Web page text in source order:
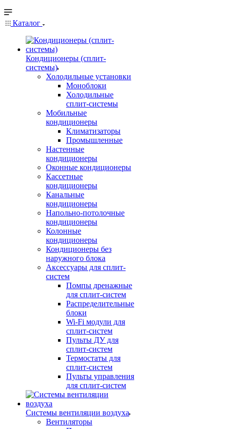
Каталог
Кондиционеры (сплит-
системы)
Холодильные установки
Моноблоки
Холодильные
сплит-системы
Мобильные
кондиционеры
Климатизаторы
Промышленные
Настенные
кондиционеры
Оконные кондиционеры
Кассетные
кондиционеры
Канальные
кондиционеры
Напольно-потолочные
кондиционеры
Колонные
кондиционеры
Кондиционеры без
наружного блока
Аксессуары для сплит-
систем
Помпы дренажные
для сплит-систем
Распределительные
блоки
Wi-Fi модули для
сплит-систем
Пульты ДУ для
сплит-систем
Термостаты для
сплит-систем
Пульты управления
для сплит-систем
Системы вентиляции воздуха
Вентиляторы